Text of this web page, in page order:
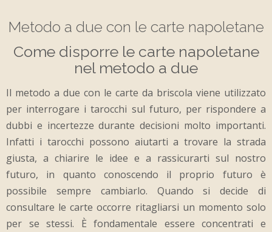
Metodo a due con le carte napoletane
Come disporre le carte napoletane
nel metodo a due
Il metodo a due con le carte da briscola viene utilizzato
per interrogare i tarocchi sul futuro, per rispondere a
dubbi e incertezze durante decisioni molto importanti.
Infatti i tarocchi possono aiutarti a trovare la strada
giusta, a chiarire le idee e a rassicurarti sul nostro
futuro, in quanto conoscendo il proprio futuro è
possibile sempre cambiarlo. Quando si decide di
consultare le carte occorre ritagliarsi un momento solo
per se stessi. È fondamentale essere concentrati e